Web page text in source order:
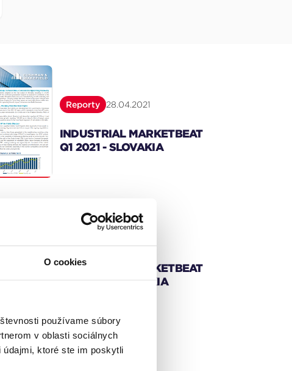
O cookies
používame súbory
v oblasti sociálnych
ktoré ste im poskytli
Reporty 28.04.2021
INDUSTRIAL MARKETBEAT
Q1 2021 - SLOVAKIA
INDUSTRIAL MARKETBEAT
Q3 2020 - SLOVAKIA